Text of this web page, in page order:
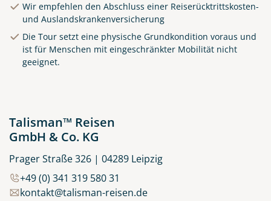
Clifden Harbour Co. Galway
© Big Smoke Studio
Wir empfehlen den Abschluss einer Reiserücktrittskosten-
und Auslandskrankenversicherung
Die Tour setzt eine physische Grundkondition voraus und
ist für Menschen mit eingeschränkter Mobilität nicht
geeignet.
Talisman™ Reisen
GmbH & Co. KG
Prager Straße 326 | 04289 Leipzig
+49 (0) 341 319 580 31
kontakt@talisman-reisen.de